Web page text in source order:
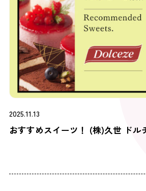
2025.11.13
おすすめスイーツ！ (株)久世 ドル